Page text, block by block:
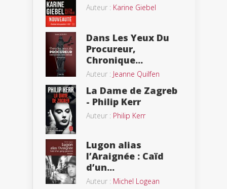
Auteur : Karine Giebel
Dans Les Yeux Du
Procureur,
Chronique...
Auteur : Jeanne Quilfen
La Dame de Zagreb
- Philip Kerr
Auteur : Philip Kerr
Lugon alias
l’Araignée : Caïd
d’un...
Auteur : Michel Logean